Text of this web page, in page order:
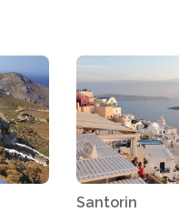
Santorin